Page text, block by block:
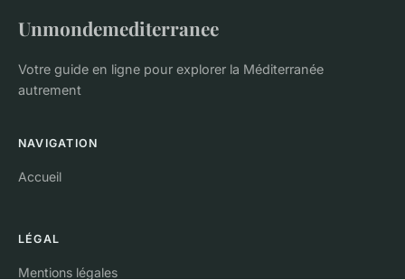
Unmondemediterranee
Votre guide en ligne pour explorer la Méditerranée
autrement
NAVIGATION
Accueil
LÉGAL
Mentions légales